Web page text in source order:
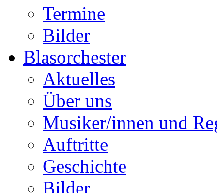
Termine
Bilder
Blasorchester
Aktuelles
Über uns
Musiker/innen und
Auftritte
Geschichte
Bilder